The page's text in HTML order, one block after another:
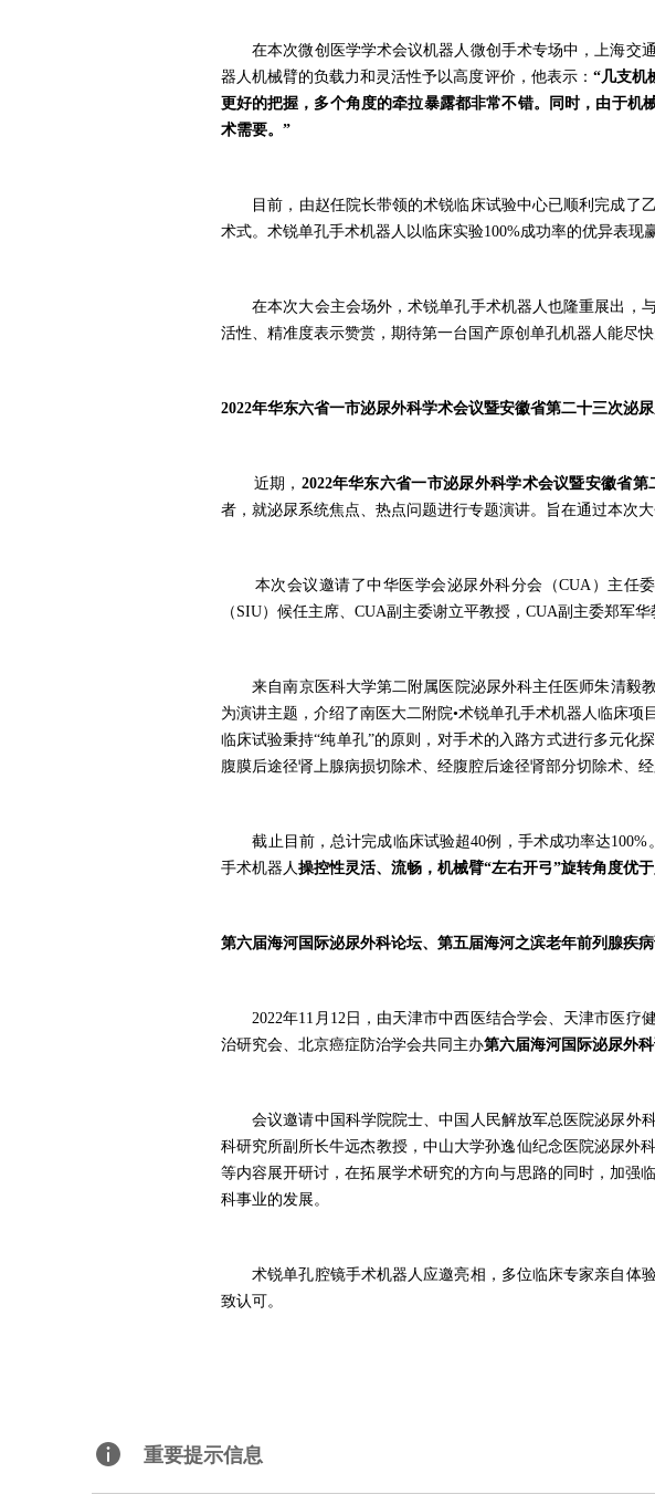
在本次微创医学学术会议机器人微创手术专场中，上海交
器人机械臂的负载力和灵活性予以高度评价，他表示： “几支机
更好的把握，多个角度的牵拉暴露都非常不错。同时，由于机
术需要。”
目前， 由赵任院长带领的术锐临床试验中心已顺利 完成了
术式。术锐单孔手术机器人 以临床实验1 00%成功率的优异表现
在本次大会主会场外，术锐单孔手术机器人也隆重展出，与
活性、精准度表示赞赏，期待第一台国产原创单孔机器人能尽快
2022年华东六省一市泌尿外科学术会议暨安徽省第二十三次泌
近期， 2022年华东六省一市泌尿外科学术会议暨安徽省第
者， 就泌尿系统焦点 热点问题进行专题演讲。 旨在通过本次
本次会议邀请了中华医学会泌尿外科分会（CUA）主任
（SIU）候任主席、CUA副主委谢立平教授，CUA副主委郑军
来自南京医科大学第二附属医院泌尿外科主任医师朱清毅
为演讲主题，介绍了南医大二附院•术锐单孔手术机器人临床项
临床试验秉持“纯单孔”的原则，对手术的入路方式进行多元化
腹膜后途径肾上腺病损切除术、经腹腔后途径肾部分切除术、
截止目前，总计完成临床试验超40例，手术成功率达
手术机器人 操控性灵活、流畅，机械臂“左右开弓”旋转角度优于
第六届海河国际泌尿外科论坛、第五届海河之滨老年前列腺疾
2022年1 1 月 1 2 日，由天津市中西医结合学会、天津市医疗
治研究会、北京癌症防治学会共同主办第六届海河国际泌尿外
会议邀请中国科学院院士、中国人民解放军总医院泌尿外
科研究所副所长牛远杰教授，中山大学孙逸仙纪念医院泌尿外
等内容展开研讨，在拓展学术研究的方向与思路的同时，加强
科事业的发展。
术锐单孔腔镜手术机器人应邀亮相，多位临床专家亲自体
致认可。
重要提示信息